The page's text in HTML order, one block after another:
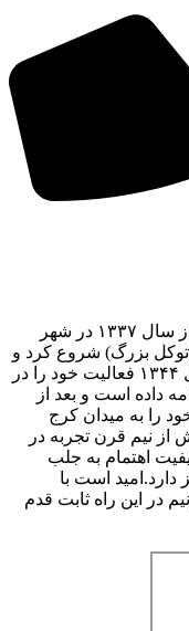
آقای محسن توکل حرفه ساعت سازی را از سال ۱۳۳۷ در شهر
بزرگ) شروع کرد و
پس از سالها کسب تجربه و مهارت در سال ۱۳۴۴ فعالیت خود را در
داده است و بعد از
را به میدان کرج
از نیم قرن تجربه در
اهتمام به جلب
است با
در این راه ثابت قدم